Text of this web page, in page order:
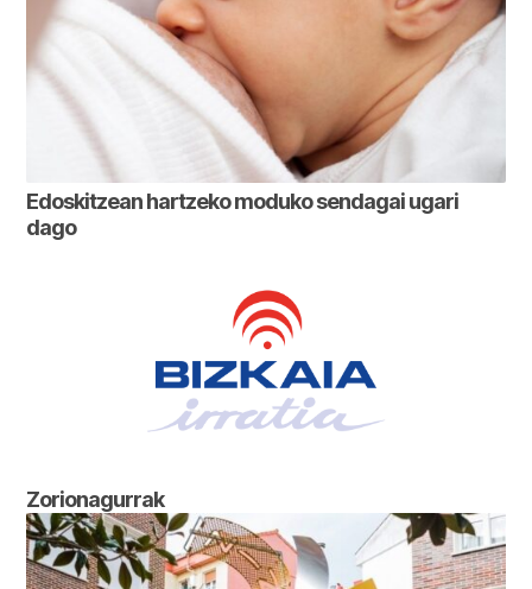
Edoskitzean hartzeko moduko sendagai ugari
dago
Zorionagurrak